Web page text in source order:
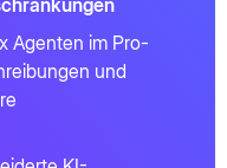
Agenten im Pro-
und